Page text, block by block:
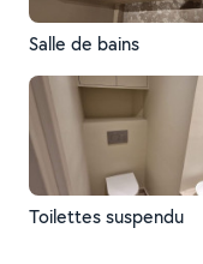
Salle de bains
Toilettes suspendu